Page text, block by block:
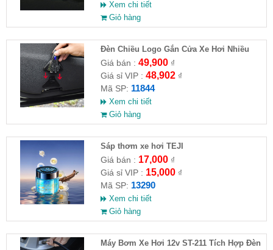
Xem chi tiết
Giỏ hàng
Đèn Chiều Logo Gắn Cửa Xe Hơi Nhiều
Hình
Giá bán : 49,900₫
Giá sỉ VIP : 48,902₫
Mã SP: 11844
Xem chi tiết
Giỏ hàng
Sáp thơm xe hơi TEJI
Giá bán : 17,000₫
Giá sỉ VIP : 15,000₫
Mã SP: 13290
Xem chi tiết
Giỏ hàng
Máy Bơm Xe Hơi 12v ST-211 Tích Hợp Đèn